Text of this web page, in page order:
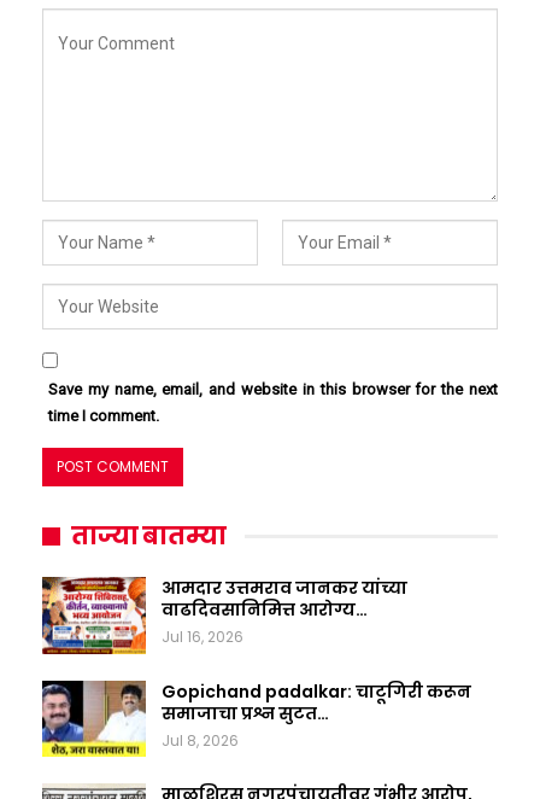
Save my name, email, and website in this browser for the next
time I comment.
ताज्या बातम्या
आमदार उत्तमराव जानकर यांच्या
वाढदिवसानिमित्त आरोग्य…
Jul 16, 2026
Gopichand padalkar: चाटूगिरी करून
समाजाचा प्रश्न सुटत…
Jul 8, 2026